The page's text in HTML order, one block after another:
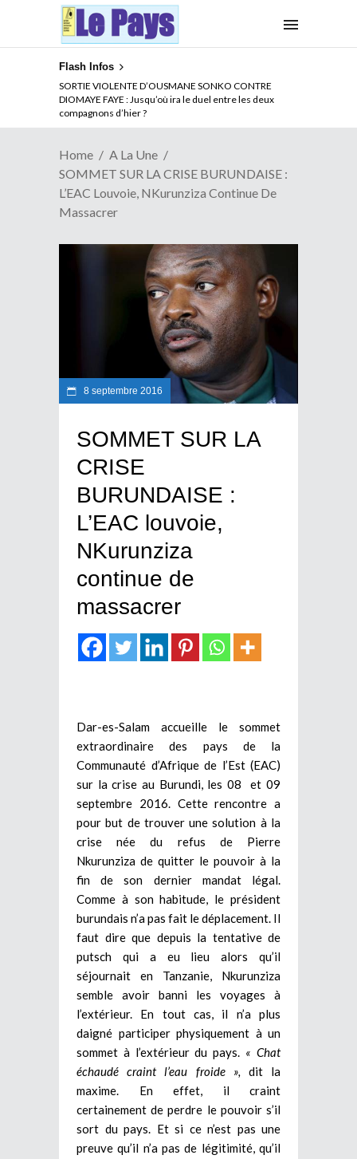
Flash Infos
NOUVELLE ATTAQUE MEURTRIERE DES ADF EN RDC :
Comment arrêter la spirale de la violence au Congo
Home
A La Une
SOMMET SUR LA CRISE BURUNDAISE :
L’EAC Louvoie, NKurunziza Continue De
Massacrer
8 septembre 2016
SOMMET SUR LA
CRISE
BURUNDAISE :
L’EAC louvoie,
NKurunziza
continue de
massacrer
Dar-es-Salam accueille le sommet
extraordinaire des pays de la
Communauté d’Afrique de l’Est (EAC)
sur la crise au Burundi, les 08 et 09
septembre 2016. Cette rencontre a
pour but de trouver une solution à la
crise née du refus de Pierre
Nkurunziza de quitter le pouvoir à la
fin de son dernier mandat légal.
Comme à son habitude, le président
burundais n’a pas fait le déplacement. Il
faut dire que depuis la tentative de
putsch qui a eu lieu alors qu’il
séjournait en Tanzanie, Nkurunziza
semble avoir banni les voyages à
l’extérieur. En tout cas, il n’a plus
daigné participer physiquement à un
sommet à l’extérieur du pays. « Chat
échaudé craint l’eau froide », dit la
maxime. En effet, il craint
certainement de perdre le pouvoir s’il
sort du pays. Et si ce n’est pas une
preuve qu’il n’a pas de légitimité, qu’il